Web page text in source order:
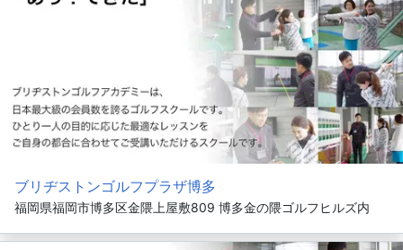
ブリヂストンゴルフプラザ博多
福岡県福岡市博多区金隈上屋敷809 博多金の隈ゴルフヒルズ内